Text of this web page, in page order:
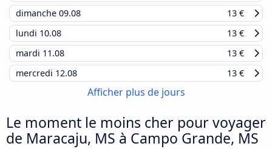
dimanche 09.08
13 €
lundi 10.08
13 €
mardi 11.08
13 €
mercredi 12.08 13 €
Afficher plus de jours
Le moment le moins cher pour voyager
de Maracaju, MS à Campo Grande, MS